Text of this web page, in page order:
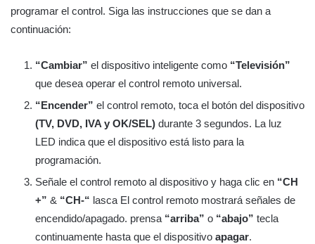
programar el control. Siga las instrucciones que se dan a
continuación:
“Cambiar” el dispositivo inteligente como “Televisión”
que desea operar el control remoto universal.
“Encender” el control remoto, toca el botón del dispositivo
(TV, DVD, IVA y OK/SEL) durante 3 segundos. La luz
LED indica que el dispositivo está listo para la
programación.
Señale el control remoto al dispositivo y haga clic en “CH
+” & “CH-“ lasca El control remoto mostrará señales de
encendido/apagado. prensa “arriba” o “abajo” tecla
continuamente hasta que el dispositivo apagar.